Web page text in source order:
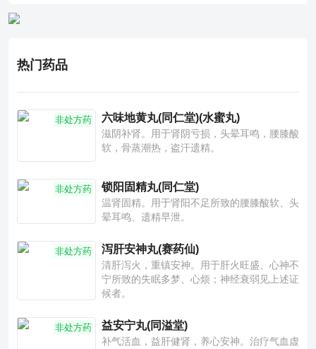
热门药品
非处方药 六味地黄丸(同仁堂)(水蜜丸)
滋阴补肾。用于肾阴亏损，头晕耳鸣，腰膝酸
软，骨蒸潮热，盗汗遗精。
非处方药 锁阳固精丸(同仁堂)
温肾固精。用于肾阳不足所致的腰膝酸软、头
晕耳鸣、遗精早泄。
非处方药 泻肝安神丸(赛药仙)
清肝泻火，重镇安神。用于肝火旺盛、心神不
宁所致的失眠多梦、心烦；神经衰弱见上述证
候者。
非处方药 益安宁丸(同溢堂)
补气活血，益肝健肾，养心安神。治疗气血虚